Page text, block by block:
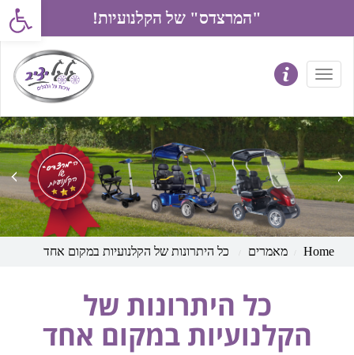
"המרצדס" של הקלנועיות! פתח
prev next
Home מאמרים כל היתרונות של הקלנועיות במקום אחד
כל היתרונות של
הקלנועיות במקום אחד